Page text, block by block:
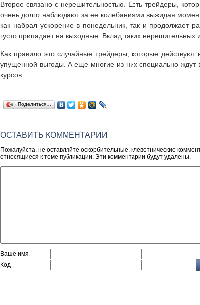
Второе связано с нерешительностью. Есть трейдеры,
очень долго наблюдают за ее колебаниями выжидая
как набрал ускорение в понедельник, так и продолжает
густо припадает на выходные. Вклад таких нерешительных
Как правило это случайные трейдеры, которые
упущенной выгоды. А еще многие из них специально ждут
курсов.
Поделиться…
ОСТАВИТЬ КОММЕНТАРИЙ
Пожалуйста, не оставляйте оскорбительные, клеветнические
относящиеся к теме публикации. Эти комментарии будут удалены.
Ваше имя
Код